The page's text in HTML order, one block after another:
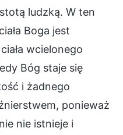
ludzką. W ten
Boga jest
wcielonego
Bóg staje się
i żadnego
ponieważ
nie istnieje i